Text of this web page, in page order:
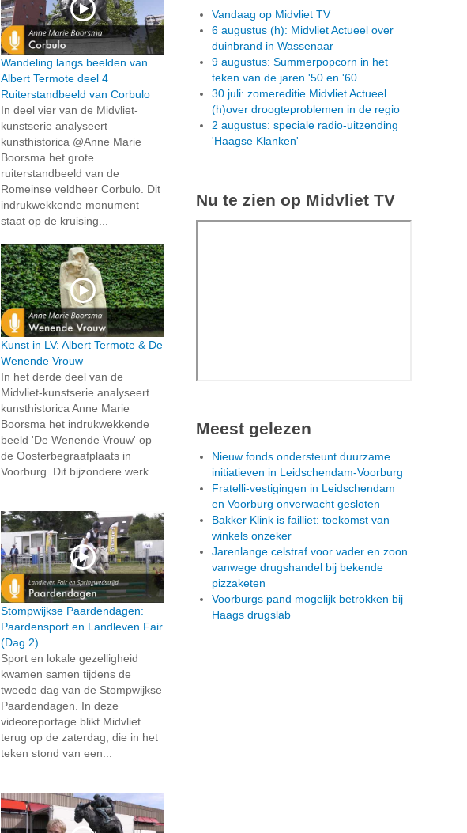
Wandeling langs beelden van
Albert Termote deel 4
Ruiterstandbeeld van Corbulo
In deel vier van de Midvliet-
kunstserie analyseert
kunsthistorica @Anne Marie
Boorsma het grote
ruiterstandbeeld van de
Romeinse veldheer Corbulo. Dit
indrukwekkende monument
staat op de kruising...
Kunst in LV: Albert Termote & De
Wenende Vrouw
In het derde deel van de
Midvliet-kunstserie analyseert
kunsthistorica Anne Marie
Boorsma het indrukwekkende
beeld 'De Wenende Vrouw' op
de Oosterbegraafplaats in
Voorburg. Dit bijzondere werk...
Stompwijkse Paardendagen:
Paardensport en Landleven Fair
(Dag 2)
Sport en lokale gezelligheid
kwamen samen tijdens de
tweede dag van de Stompwijkse
Paardendagen. In deze
videoreportage blikt Midvliet
terug op de zaterdag, die in het
teken stond van een...
Vandaag op Midvliet TV
6 augustus (h): Midvliet Actueel over
duinbrand in Wassenaar
9 augustus: Summerpopcorn in het
teken van de jaren '50 en '60
30 juli: zomereditie Midvliet Actueel
(h)over droogteproblemen in de regio
2 augustus: speciale radio-uitzending
'Haagse Klanken'
Nu te zien op Midvliet TV
Meest gelezen
Nieuw fonds ondersteunt duurzame
initiatieven in Leidschendam-Voorburg
Fratelli-vestigingen in Leidschendam
en Voorburg onverwacht gesloten
Bakker Klink is failliet: toekomst van
winkels onzeker
Jarenlange celstraf voor vader en zoon
vanwege drugshandel bij bekende
pizzaketen
Voorburgs pand mogelijk betrokken bij
Haags drugslab